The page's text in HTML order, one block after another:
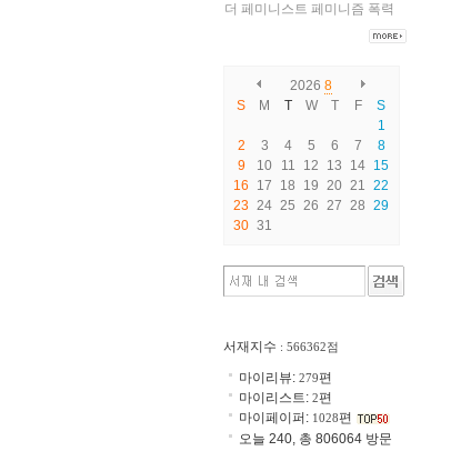
더 페미니스트 페미니즘 폭력
2026 8
S
M T W T F
S
1
2
3 4 5 6 7
8
9
10 11 12 13 14 15
16
17 18 19 20 21 22
23 24 25 26 27 28 29
30 31
서재지수 : 566362점
마이리뷰: 279편
마이리스트: 2편
마이페이퍼: 1028편
오늘 240, 총 806064 방문